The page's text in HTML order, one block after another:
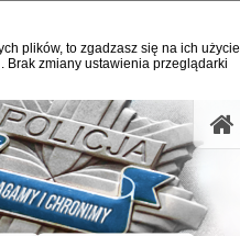
plików, to zgadzasz się na ich użycie
zmiany ustawienia przeglądarki